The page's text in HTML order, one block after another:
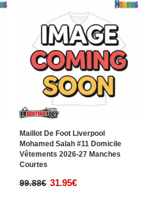
Maillot De Foot Liverpool
Mohamed Salah #11 Domicile
Vêtements 2026-27 Manches
Courtes
99.88€ 31.95€